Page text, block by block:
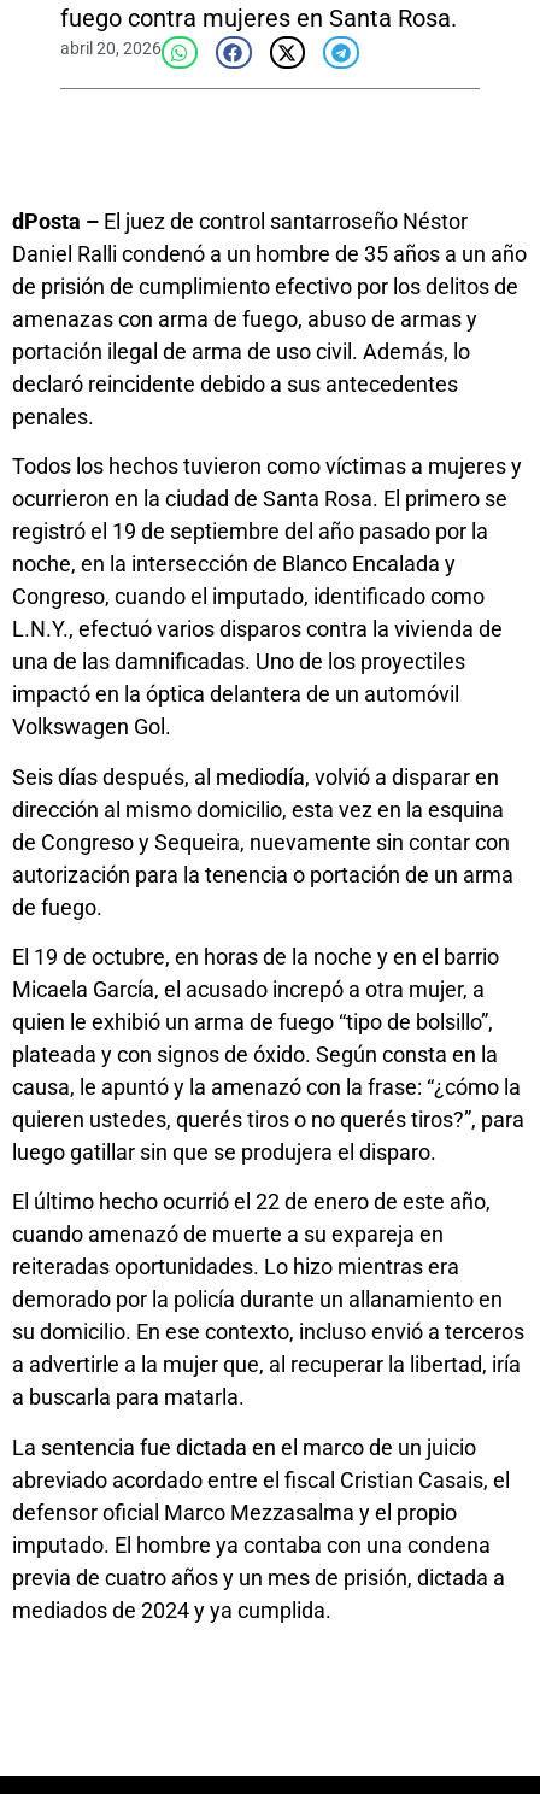
fuego contra mujeres en Santa Rosa.
abril 20, 2026
dPosta – El juez de control santarroseño Néstor
Daniel Ralli condenó a un hombre de 35 años a un año
de prisión de cumplimiento efectivo por los delitos de
amenazas con arma de fuego, abuso de armas y
portación ilegal de arma de uso civil. Además, lo
declaró reincidente debido a sus antecedentes
penales.
Todos los hechos tuvieron como víctimas a mujeres y
ocurrieron en la ciudad de Santa Rosa. El primero se
registró el 19 de septiembre del año pasado por la
noche, en la intersección de Blanco Encalada y
Congreso, cuando el imputado, identificado como
L.N.Y., efectuó varios disparos contra la vivienda de
una de las damnificadas. Uno de los proyectiles
impactó en la óptica delantera de un automóvil
Volkswagen Gol.
Seis días después, al mediodía, volvió a disparar en
dirección al mismo domicilio, esta vez en la esquina
de Congreso y Sequeira, nuevamente sin contar con
autorización para la tenencia o portación de un arma
de fuego.
El 19 de octubre, en horas de la noche y en el barrio
Micaela García, el acusado increpó a otra mujer, a
quien le exhibió un arma de fuego “tipo de bolsillo”,
plateada y con signos de óxido. Según consta en la
causa, le apuntó y la amenazó con la frase: “¿cómo la
quieren ustedes, querés tiros o no querés tiros?”, para
luego gatillar sin que se produjera el disparo.
El último hecho ocurrió el 22 de enero de este año,
cuando amenazó de muerte a su expareja en
reiteradas oportunidades. Lo hizo mientras era
demorado por la policía durante un allanamiento en
su domicilio. En ese contexto, incluso envió a terceros
a advertirle a la mujer que, al recuperar la libertad, iría
a buscarla para matarla.
La sentencia fue dictada en el marco de un juicio
abreviado acordado entre el fiscal Cristian Casais, el
defensor oficial Marco Mezzasalma y el propio
imputado. El hombre ya contaba con una condena
previa de cuatro años y un mes de prisión, dictada a
mediados de 2024 y ya cumplida.